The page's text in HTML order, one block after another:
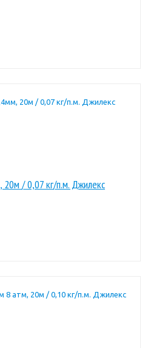
/ 0,07 кг/п.м. Джилекс